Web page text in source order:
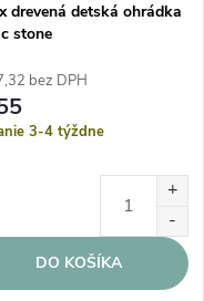
drevená detská ohrádka
stone
bez DPH
3-4 týždne
DO KOŠÍKA